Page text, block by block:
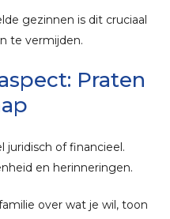
gezinnen is dit cruciaal
te vermijden.
Praten
juridisch of financieel.
en herinneringen.
over wat je wil, toon